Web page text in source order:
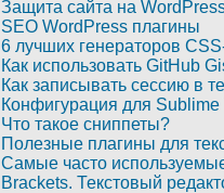
Защита сайта на
SEO WordPress плагины
6 лучших генераторов
Как использовать GitHub
Как записывать сессию в
Конфигурация для Sublime
Что такое сниппеты?
Полезные плагины для
Самые часто
Brackets. Текстовый